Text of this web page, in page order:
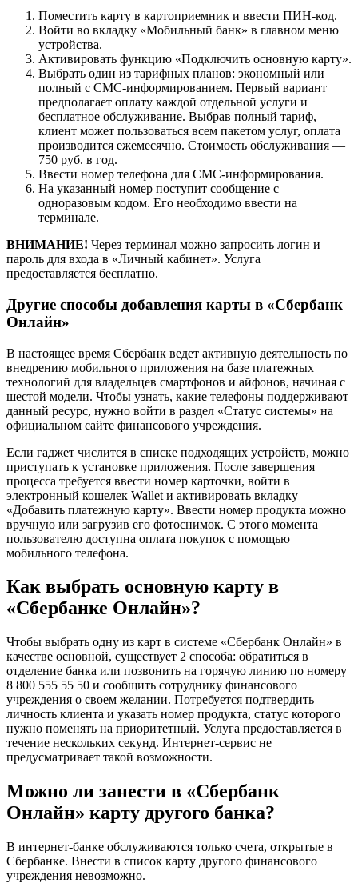
Поместить карту в картоприемник и ввести ПИН-код.
Войти во вкладку «Мобильный банк» в главном меню
устройства.
Активировать функцию «Подключить основную карту».
Выбрать один из тарифных планов: экономный или
полный с СМС-информированием. Первый вариант
предполагает оплату каждой отдельной услуги и
бесплатное обслуживание. Выбрав полный тариф,
клиент может пользоваться всем пакетом услуг, оплата
производится ежемесячно. Стоимость обслуживания —
750 руб. в год.
Ввести номер телефона для СМС-информирования.
На указанный номер поступит сообщение с
одноразовым кодом. Его необходимо ввести на
терминале.
ВНИМАНИЕ! Через терминал можно запросить логин и
пароль для входа в «Личный кабинет». Услуга
предоставляется бесплатно.
Другие способы добавления карты в «Сбербанк
Онлайн»
В настоящее время Сбербанк ведет активную деятельность по
внедрению мобильного приложения на базе платежных
технологий для владельцев смартфонов и айфонов, начиная с
шестой модели. Чтобы узнать, какие телефоны поддерживают
данный ресурс, нужно войти в раздел «Статус системы» на
официальном сайте финансового учреждения.
Если гаджет числится в списке подходящих устройств, можно
приступать к установке приложения. После завершения
процесса требуется ввести номер карточки, войти в
электронный кошелек Wallet и активировать вкладку
«Добавить платежную карту». Ввести номер продукта можно
вручную или загрузив его фотоснимок. С этого момента
пользователю доступна оплата покупок с помощью
мобильного телефона.
Как выбрать основную карту в
«Сбербанке Онлайн»?
Чтобы выбрать одну из карт в системе «Сбербанк Онлайн» в
качестве основной, существует 2 способа: обратиться в
отделение банка или позвонить на горячую линию по номеру
8 800 555 55 50 и сообщить сотруднику финансового
учреждения о своем желании. Потребуется подтвердить
личность клиента и указать номер продукта, статус которого
нужно поменять на приоритетный. Услуга предоставляется в
течение нескольких секунд. Интернет-сервис не
предусматривает такой возможности.
Можно ли занести в «Сбербанк
Онлайн» карту другого банка?
В интернет-банке обслуживаются только счета, открытые в
Сбербанке. Внести в список карту другого финансового
учреждения невозможно.